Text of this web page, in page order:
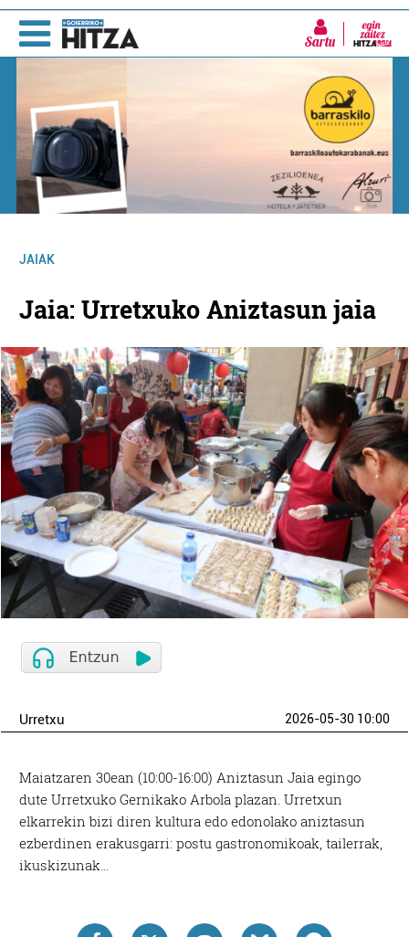
Sartu
JAIAK
Jaia: Urretxuko Aniztasun jaia
Urretxu 2026-05-30 10:00
Maiatzaren 30ean (10:00-16:00) Aniztasun Jaia egingo
dute Urretxuko Gernikako Arbola plazan. Urretxun
elkarrekin bizi diren kultura edo edonolako aniztasun
ezberdinen erakusgarri: postu gastronomikoak, tailerrak,
ikuskizunak…